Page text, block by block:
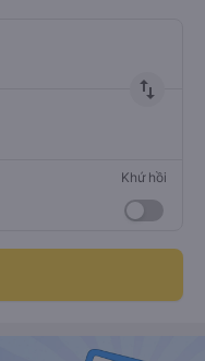
import_export
Khứ hồi